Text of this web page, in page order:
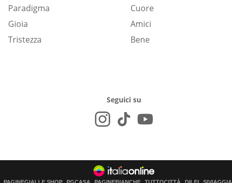
Paradigma
Gioia
Tristezza
Cuore
Amici
Bene
Seguici su